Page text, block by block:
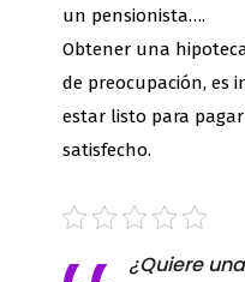
un pensionista….
Obtener una
de preocupación, es
estar listo para
satisfecho.
¿Quiere